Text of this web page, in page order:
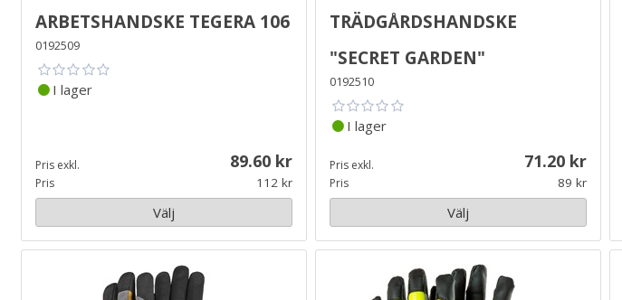
Arbetshandske Tegera 106
0192509
I lager
Pris exkl. 89.60
Pris 112
Välj
Trädgårdshandske
"Secret Garden"
0192510
I lager
Pris exkl. 71.20
Pris 89
Välj